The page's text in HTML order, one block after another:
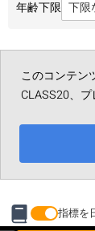
年齢下限
このコンテン
CLASS20、
指標を